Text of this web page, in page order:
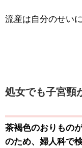
流産は自分のせい
処女でも子宮頸
茶褐色のおりもの
のため、婦人科で